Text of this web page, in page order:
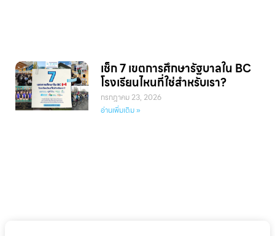
เช็ก 7 เขตการศึกษารัฐบาลใน BC
โรงเรียนไหนที่ใช่สำหรับเรา?
กรกฎาคม 23, 2026
อ่านเพิ่มเติม »